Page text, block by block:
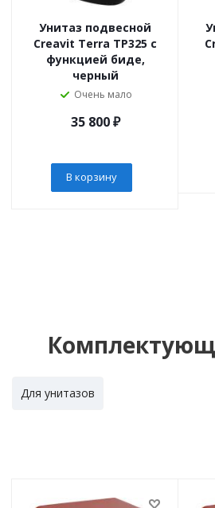
Унитаз подвесной
Creavit Terra TP325 с
функцией биде,
черный
Очень мало
35 800₽
В корзину
Для унитазов